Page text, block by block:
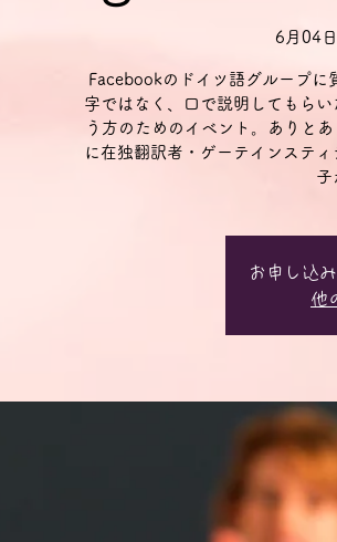
6月04
Facebookのドイツ語グループに
字ではなく、口で説明してもら
う方のためのイベント。ありと
に在独翻訳者・ゲーテインステ
子
お申し込
他